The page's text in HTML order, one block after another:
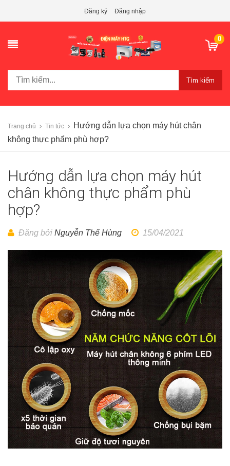
Đăng ký Đăng nhập
0
Tìm kiếm
Trang chủ Tin tức
Hướng dẫn lựa chọn máy hút chân
không thực phẩm phù hợp?
Hướng dẫn lựa chọn máy hút
chân không thực phẩm phù
hợp?
Đăng bởi Nguyễn Thế Hùng 15/04/2021